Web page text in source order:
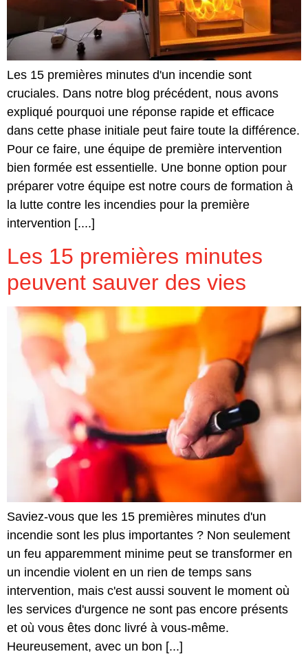
Les 15 premières minutes d'un incendie sont
cruciales. Dans notre blog précédent, nous avons
expliqué pourquoi une réponse rapide et efficace
dans cette phase initiale peut faire toute la différence.
Pour ce faire, une équipe de première intervention
bien formée est essentielle. Une bonne option pour
préparer votre équipe est notre cours de formation à
la lutte contre les incendies pour la première
intervention [....]
Les 15 premières minutes
peuvent sauver des vies
Saviez-vous que les 15 premières minutes d'un
incendie sont les plus importantes ? Non seulement
un feu apparemment minime peut se transformer en
un incendie violent en un rien de temps sans
intervention, mais c'est aussi souvent le moment où
les services d'urgence ne sont pas encore présents
et où vous êtes donc livré à vous-même.
Heureusement, avec un bon [...]